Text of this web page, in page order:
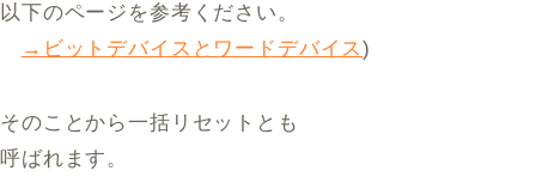
以下のページを参考ください。
→ビットデバイスとワードデバイス)
そのことから一括リセットとも
呼ばれます。